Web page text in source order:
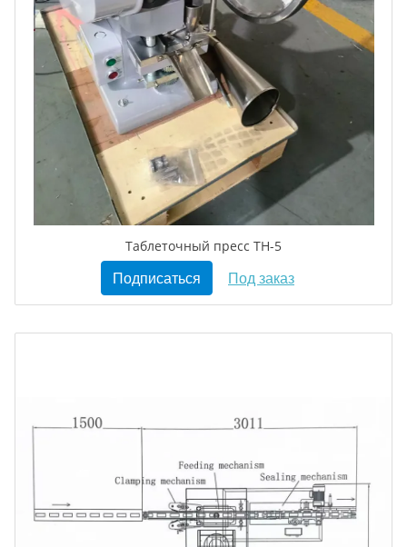
Таблеточный пресс TH-5
Подписаться Под заказ